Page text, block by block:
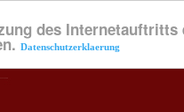
des
Datenschutzerklaerung